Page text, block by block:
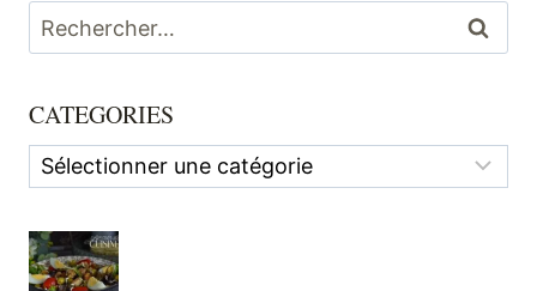
Rechercher :
CATEGORIES
Categories